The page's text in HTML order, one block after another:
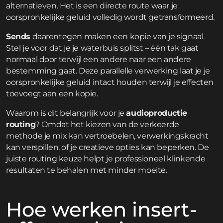
alternatieven. Het is een directe route waar je
oorspronkelijke geluid volledig wordt getransformeerd.
Sends daarentegen maken een kopie van je signaal.
Stel je voor dat je je waterbuis splitst – één tak gaat
normaal door terwijl een andere naar een andere
bestemming gaat. Deze parallelle verwerking laat je je
oorspronkelijke geluid intact houden terwijl je effecten
toevoegt aan een kopie.
Waarom is dit belangrijk voor jeaudioproductie
routing? Omdat het kiezen van de verkeerde
methode je mix kan vertroebelen, verwerkingskracht
kan verspillen, of je creatieve opties kan beperken. De
juiste routing keuze helpt je professioneel klinkende
resultaten te behalen met minder moeite.
Hoe werken insert-